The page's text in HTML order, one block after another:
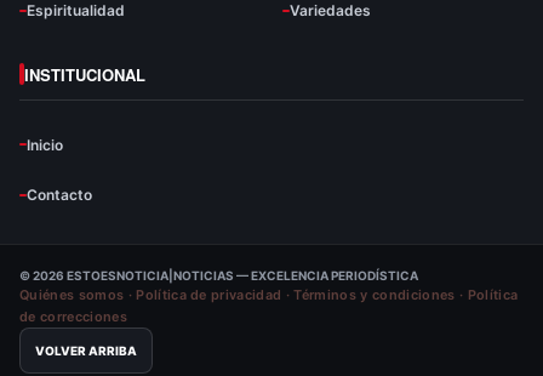
Espiritualidad Variedades
INSTITUCIONAL
Inicio
Contacto
© 2026 ESTOESNOTICIA|NOTICIAS — EXCELENCIA PERIODÍSTICA
Quiénes somos · Política de privacidad ·Términos y condiciones · Política
de correcciones
VOLVER ARRIBA